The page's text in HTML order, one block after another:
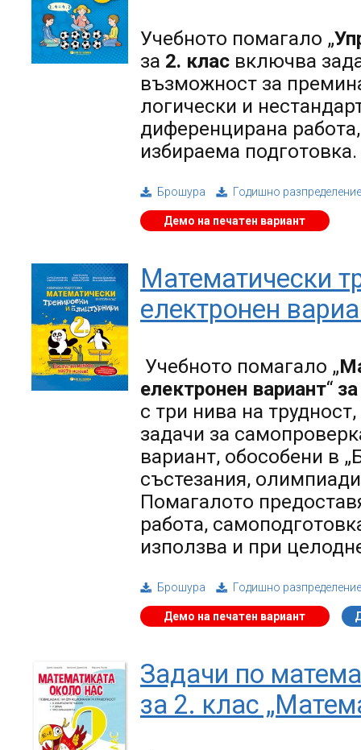
Учебното помагало „
за 2. клас включва
възможност за
логически и
диференцирана
избираема подготовка.
Брошура Годишно
Демо на печатен вариант
Математически
електронен
Учебното помагало „
електронен вариант“
с три нива на
задачи за
вариант, обособени в
състезания,
Помагалото
работа,
използва и при
Брошура Годишно
Демо на печатен вариант
Задачи по
за 2. клас